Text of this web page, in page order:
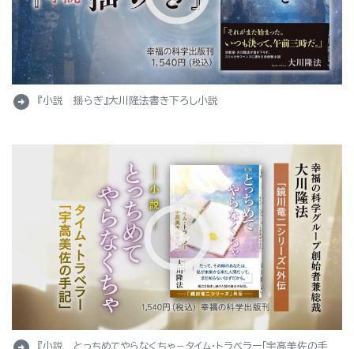
arrow_circle_right 『小説 揺らぎ』大川隆法書き下ろし小説
『小説 とっちめてやらなくちゃ－タイム・トラベラー「宇高美佐の手